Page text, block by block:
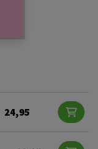
24,95